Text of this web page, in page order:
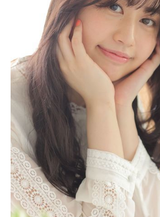
ぶいクラ！by muevo
ぶいコミュ！by muevo
ぶいマガ！ by muevo
Official SNS